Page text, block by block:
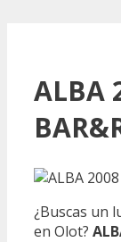
ALBA
¿Buscas un
en Olot?